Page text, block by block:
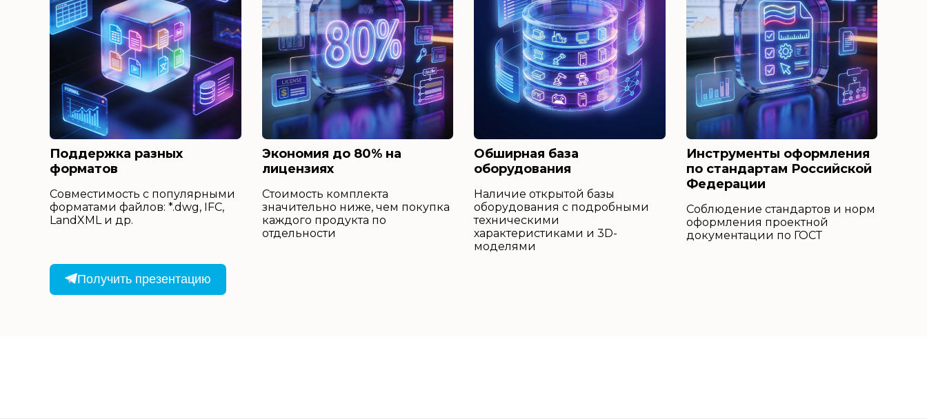
Поддержка разных
форматов
Совместимость с популярными
форматами файлов: *.dwg, IFC,
LandXML и др.
Экономия до 80% на
лицензиях
Стоимость комплекта
значительно ниже, чем покупка
каждого продукта по
отдельности
Обширная база
оборудования
Наличие открытой базы
оборудования с подробными
техническими
характеристиками и 3D-
моделями
Инструменты оформления
по стандартам Российской
Федерации
Соблюдение стандартов и норм
оформления проектной
документации по ГОСТ
Получить презентацию